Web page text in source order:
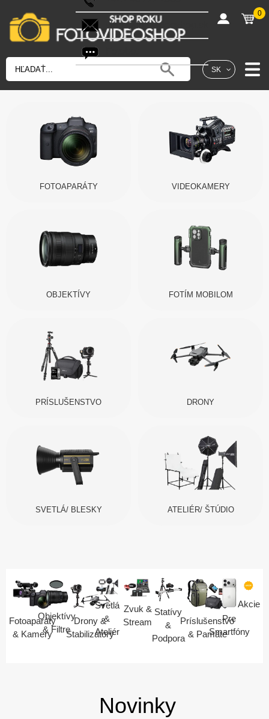
SK
shop@fotovideoshop.sk
0
FOTOAPARÁTY VIDEOKAMERY
OBJEKTÍVY FOTÍM MOBILOM
PRÍSLUŠENSTVO DRONY
SVETLÁ/ BLESKY ATELIÉR/ ŠTÚDIO
Fotoaparáty
& Kamery
Objektívy
& Filtre
Drony &
Stabilizátory
Svetlá
&
Ateliér
Zvuk &
Stream
Statívy
&
Podpora
Príslušenstvo
& Pamäte
Pre
Smartfóny
Akcie
Novinky